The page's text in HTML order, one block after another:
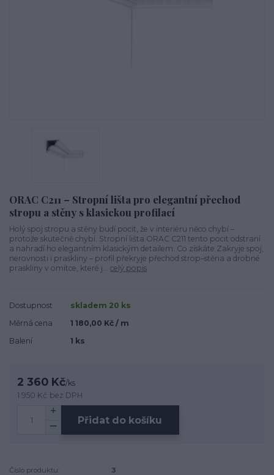
ORAC C211 – Stropní lišta pro elegantní přechod
stropu a stěny s klasickou profilací
Holý spoj stropu a stěny budí pocit, že v interiéru něco chybí –
protože skutečně chybí. Stropní lišta ORAC C211 tento pocit odstraní
a nahradí ho elegantním klasickým detailem. Co získáte Zakryje spoj,
nerovnosti i praskliny – profil překryje přechod strop–stěna a drobné
praskliny v omítce, které j... celý popis
Dostupnost
skladem 20 ks
Měrná cena
1 180,00 Kč / m
Balení
1 ks
2 360 Kč/ks
1 950 Kč bez DPH
Přidat do košíku
Číslo produktu:
3